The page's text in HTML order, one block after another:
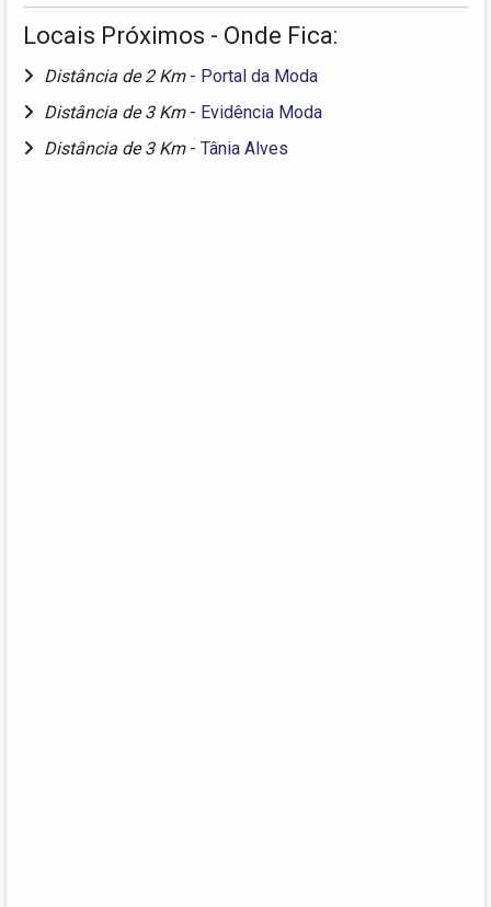
Locais Próximos - Onde Fica:
Distância de 2 Km - Portal da Moda
Distância de 3 Km - Evidência Moda
Distância de 3 Km - Tânia Alves